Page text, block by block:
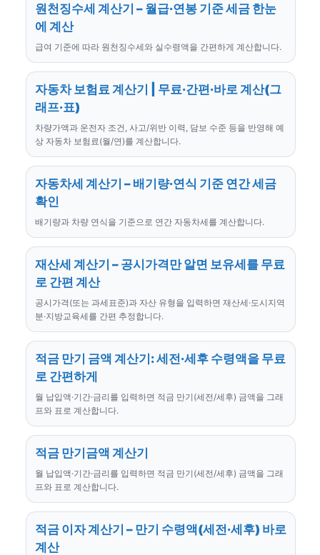
원천징수세 계산기 – 월급·연봉 기준 세금 한눈
에 계산
급여 기준에 따라 원천징수세와 실수령액을 간편하게 계산합니다.
자동차 보험료 계산기 | 무료·간편·바로 계산(그
래프·표)
차량가액과 운전자 조건, 사고/위반 이력, 담보 수준 등을 반영해 예
상 자동차 보험료(월/연)를 계산합니다.
자동차세 계산기 – 배기량·연식 기준 연간 세금
확인
배기량과 차량 연식을 기준으로 연간 자동차세를 계산합니다.
재산세 계산기 – 공시가격만 알면 보유세를 무료
로 간편 계산
공시가격(또는 과세표준)과 자산 유형을 입력하면 재산세·도시지역
분·지방교육세를 간편 추정합니다.
적금 만기 금액 계산기: 세전·세후 수령액을 무료
로 간편하게
월 납입액·기간·금리를 입력하면 적금 만기(세전/세후) 금액을 그래
프와 표로 계산합니다.
적금 만기금액 계산기
월 납입액·기간·금리를 입력하면 적금 만기(세전/세후) 금액을 그래
프와 표로 계산합니다.
적금 이자 계산기 – 만기 수령액(세전·세후) 바로
계산